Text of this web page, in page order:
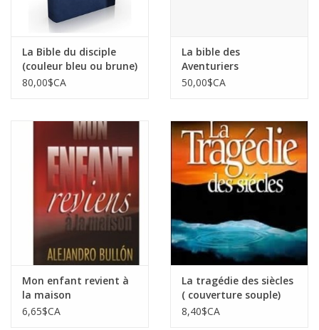
La Bible du disciple
(couleur bleu ou brune)
80,00$CA
La bible des
Aventuriers
50,00$CA
Mon enfant revient à
la maison
6,65$CA
La tragédie des siècles
( couverture souple)
8,40$CA